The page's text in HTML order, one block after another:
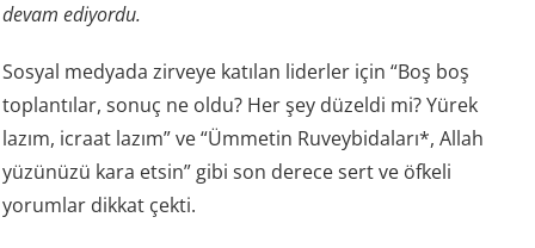
devam ediyordu.
Sosyal medyada zirveye katılan liderler için “Boş boş
toplantılar, sonuç ne oldu? Her şey düzeldi mi? Yürek
lazım, icraat lazım” ve “Ümmetin Ruveybidaları*, Allah
yüzünüzü kara etsin” gibi son derece sert ve öfkeli
yorumlar dikkat çekti.